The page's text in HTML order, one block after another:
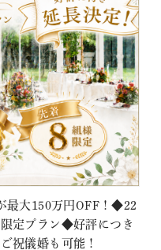
最大150万円OFF！◆22
定プラン◆好評につき
祝儀婚も可能！